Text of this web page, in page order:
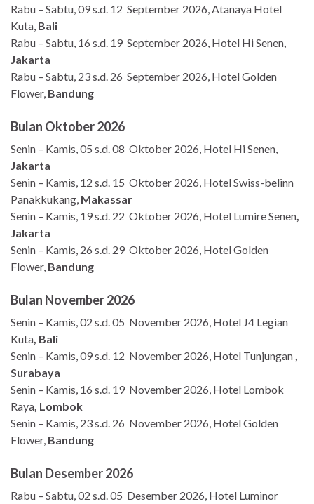
Rabu – Sabtu, 09 s.d. 12 September 2026, Atanaya Hotel
Kuta, Bali
Rabu – Sabtu, 16 s.d. 19 September 2026, Hotel Hi Senen,
Jakarta
Rabu – Sabtu, 23 s.d. 26 September 2026, Hotel Golden
Flower, Bandung
Bulan Oktober 2026
Senin – Kamis, 05 s.d. 08 Oktober 2026, Hotel Hi Senen,
Jakarta
Senin – Kamis, 12 s.d. 15 Oktober 2026, Hotel Swiss-belinn
Panakkukang, Makassar
Senin – Kamis, 19 s.d. 22 Oktober 2026, Hotel Lumire Senen,
Jakarta
Senin – Kamis, 26 s.d. 29 Oktober 2026, Hotel Golden
Flower, Bandung
Bulan November 2026
Senin – Kamis, 02 s.d. 05 November 2026, Hotel J4 Legian
Kuta, Bali
Senin – Kamis, 09 s.d. 12 November 2026, Hotel Tunjungan,
Surabaya
Senin – Kamis, 16 s.d. 19 November 2026, Hotel Lombok
Raya, Lombok
Senin – Kamis, 23 s.d. 26 November 2026, Hotel Golden
Flower, Bandung
Bulan Desember 2026
Rabu – Sabtu, 02 s.d. 05 Desember 2026, Hotel Luminor